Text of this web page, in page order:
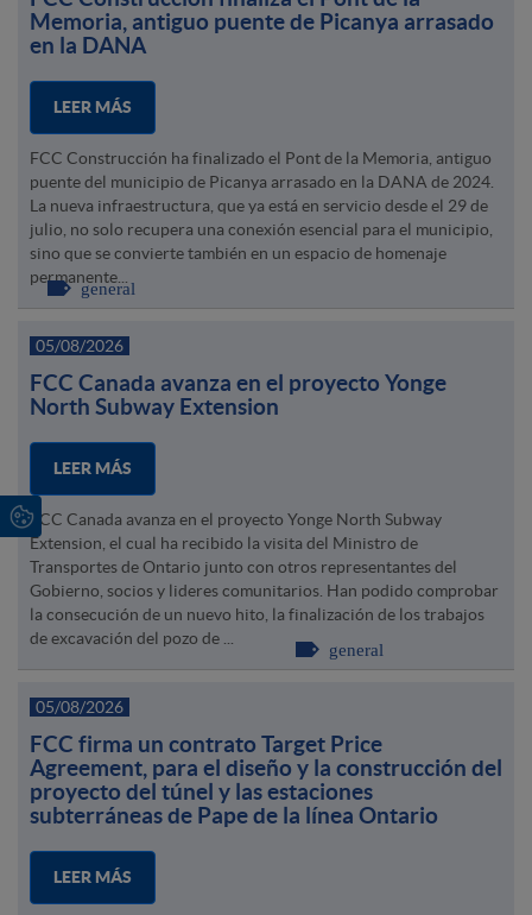
Memoria, antiguo puente de Picanya arrasado
en la DANA
LEER MÁS
FCC Construcción ha finalizado el Pont de la Memoria, antiguo
puente del municipio de Picanya arrasado en la DANA de 2024.
La nueva infraestructura, que ya está en servicio desde el 29 de
julio, no solo recupera una conexión esencial para el municipio,
sino que se convierte también en un espacio de homenaje
permanente...
general
05/08/2026
FCC Canada avanza en el proyecto Yonge
North Subway Extension
LEER MÁS
FCC Canada avanza en el proyecto Yonge North Subway
Extension, el cual ha recibido la visita del Ministro de
Transportes de Ontario junto con otros representantes del
Gobierno, socios y lideres comunitarios. Han podido comprobar
la consecución de un nuevo hito, la finalización de los trabajos
de excavación del pozo de ...
general
05/08/2026
FCC firma un contrato Target Price
Agreement, para el diseño y la construcción del
proyecto del túnel y las estaciones
subterráneas de Pape de la línea Ontario
LEER MÁS